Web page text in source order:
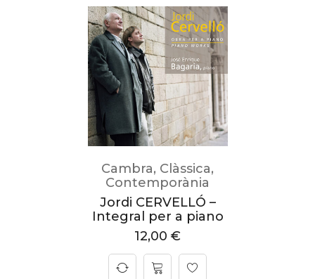
Cambra, Clàssica,
Contemporània
Jordi CERVELLÓ –
Integral per a piano
12,00 €